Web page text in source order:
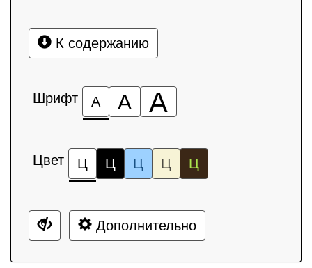
К содержанию
Шрифт А А А
Цвет Ц Ц Ц Ц Ц
Дополнительно